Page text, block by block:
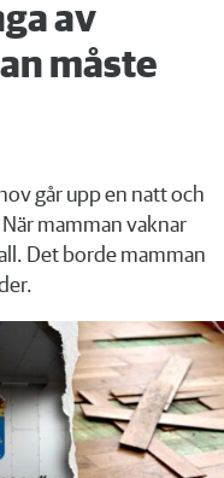
av
måste
går upp en natt och
mamman vaknar
Det borde mamman